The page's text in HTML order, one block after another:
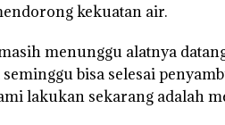
kekuatan air.
menunggu alatnya
seminggu bisa selesai
lakukan sekarang adalah